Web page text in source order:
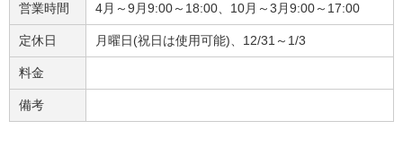
営業時間 4月～9月9:00～18:00、10月～3月9:00～17:00
定休日 月曜日(祝日は使用可能)、12/31～1/3
料金
備考